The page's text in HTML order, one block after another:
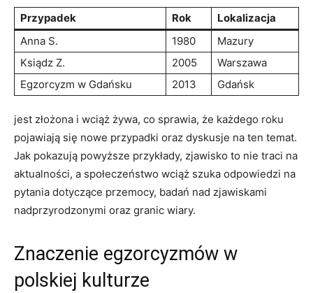
Przypadek Rok
Lokalizacja
Anna S.
1980
Mazury
Ksiądz Z.
2005
Warszawa
Egzorcyzm w Gdańsku
2013 Gdańsk
jest złożona ‌i wciąż żywa, ⁢co sprawia, że każdego‌ roku⁢
pojawiają się nowe przypadki oraz dyskusje na ⁢ten temat.
Jak pokazują powyższe przykłady, zjawisko to nie traci ⁤na
aktualności, a społeczeństwo wciąż szuka odpowiedzi⁤ na
pytania dotyczące przemocy, badań nad zjawiskami
nadprzyrodzonymi oraz granic wiary.
Znaczenie egzorcyzmów w
polskiej kulturze